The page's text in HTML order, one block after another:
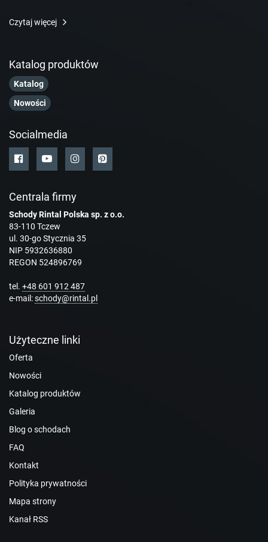
Czytaj więcej
Katalog produktów
Katalog
Nowości
Socialmedia
Centrala firmy
Schody Rintal Polska sp. z o.o.
83-110 Tczew
ul. 30-go Stycznia 35
NIP 5932636880
REGON 524896769
tel. +48 601 912 487
e-mail:schody@rintal.pl
Użyteczne linki
Oferta
Nowości
Katalog produktów
Galeria
Blog o schodach
FAQ
Kontakt
Polityka prywatności
Mapa strony
Kanał RSS